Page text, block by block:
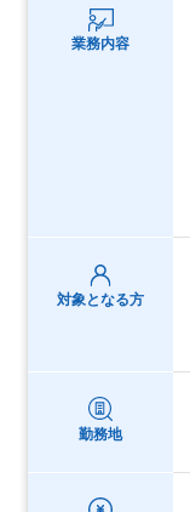
業務内容
対象となる方
勤務地